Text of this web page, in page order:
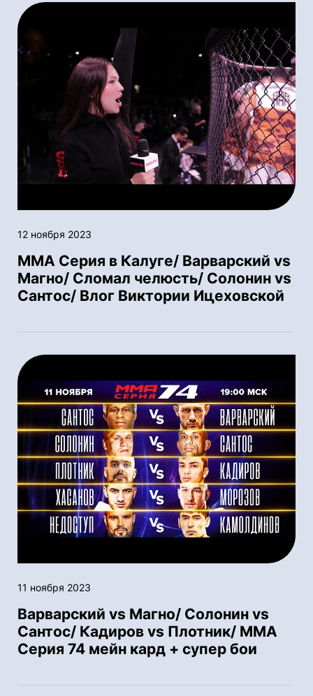
12 ноября 2023
ММА Серия в Калуге/ Варварский vs
Магно/ Сломал челюсть/ Солонин vs
Сантос/ Влог Виктории Ицеховской
11 ноября 2023
Варварский vs Магно/ Солонин vs
Сантос/ Кадиров vs Плотник/ ММА
Серия 74 мейн кард + супер бои